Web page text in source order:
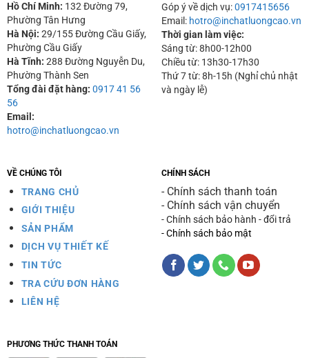
Hồ Chí Minh: 132 Đường 79,
Phường Tân Hưng
Hà Nội: 29/155 Đường Cầu Giấy,
Phường Cầu Giấy
Hà Tĩnh: 288 Đường Nguyễn Du,
Phường Thành Sen
Tổng đài đặt hàng: 0917 41 56
56
Email:
hotro@inchatluongcao.vn
Góp ý về dịch vụ:0917415656
Email: hotro@inchatluongcao.vn
Thời gian làm việc:
Sáng từ: 8h00-12h00
Chiều từ: 13h30-17h30
Thứ 7 từ: 8h-15h (Nghỉ chủ nhật
và ngày lễ)
VỀ CHÚNG TÔI
TRANG CHỦ
GIỚI THIỆU
SẢN PHẨM
DỊCH VỤ THIẾT KẾ
TIN TỨC
TRA CỨU ĐƠN HÀNG
LIÊN HỆ
CHÍNH SÁCH
- Chính sách thanh toán
- Chính sách vận chuyển
- Chính sách bảo hành - đổi trả
- Chính sách bảo mật
PHƯƠNG THỨC THANH TOÁN